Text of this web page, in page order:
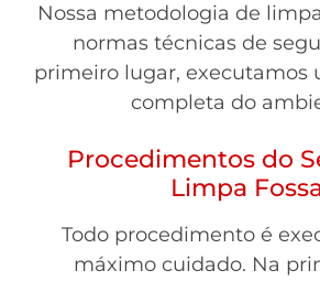
Nossa metodologia de
normas técnicas de
primeiro lugar, executamos
completa do
Procedimentos do
Limpa
Todo procedimento é
máximo cuidado. Na